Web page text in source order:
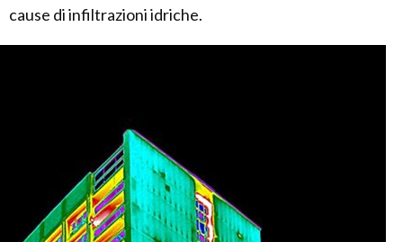
cause di infiltrazioni idriche.